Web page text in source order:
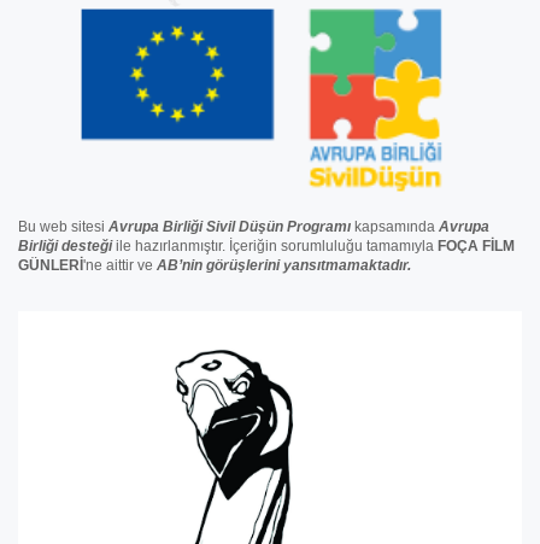
Bu web sitesi Avrupa Birliği Sivil Düşün Programı kapsamında Avrupa
Birliğidesteğiile hazırlanmıştır. İçeriğin sorumluluğu tamamıyla FOÇA FİLM
GÜNLERİ'ne aittir ve AB’nin görüşlerini yansıtmamaktadır.